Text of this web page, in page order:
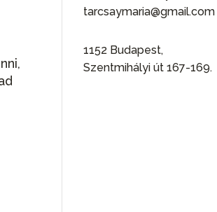
tarcsaymaria@gmail.com
1152 Budapest,
Szentmihályi út 167-169.